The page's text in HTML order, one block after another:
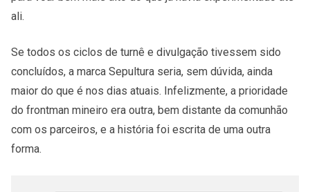
ali.
Se todos os ciclos de turnê e divulgação tivessem sido
concluídos, a marca Sepultura seria, sem dúvida, ainda
maior do que é nos dias atuais. Infelizmente, a prioridade
do frontman mineiro era outra, bem distante da comunhão
com os parceiros, e a história foi escrita de uma outra
forma.